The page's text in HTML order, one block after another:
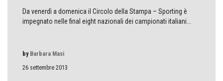
Da venerdì a domenica il Circolo della Stampa – Sporting è
impegnato nelle final eight nazionali dei campionati italiani...
26 settembre 2013
by Barbara Masi